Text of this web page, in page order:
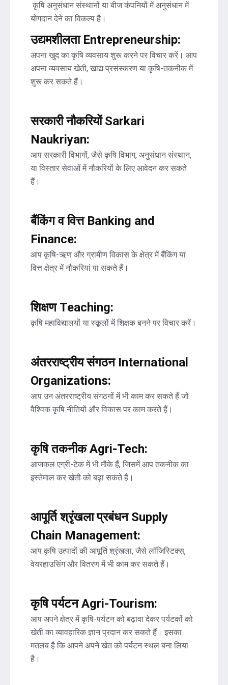
कृषि अनुसंधान संस्थानों या बीज कंपनियों में अनुसंधान में
योगदान देने का विकल्प है।
उद्यमशीलता Entrepreneurship:
अपना खुद का कृषि व्यवसाय शुरू करने पर विचार करें। आप
अपना व्यवसाय खेती, खाद्य प्रसंस्करण या कृषि-तकनीक में
शुरू कर सकते हैं।
सरकारी नौकरियों Sarkari
Naukriyan:
आप सरकारी विभागों, जैसे कृषि विभाग, अनुसंधान संस्थान,
या विस्तार सेवाओं में नौकरियों के लिए आवेदन कर सकते
हैं।
बैंकिंग व वित्त Banking and
Finance:
आप कृषि-ऋण और ग्रामीण विकास के क्षेत्र में बैंकिंग या
वित्त क्षेत्र में नौकरियां पा सकते हैं।
शिक्षण Teaching:
कृषि महाविद्यालयों या स्कूलों में शिक्षक बनने पर विचार करें।
अंतरराष्ट्रीय संगठन International
Organizations:
आप उन अंतरराष्ट्रीय संगठनों में भी काम कर सकते हैं जो
वैश्विक कृषि नीतियों और विकास पर काम करते हैं।
कृषि तकनीक Agri-Tech:
आजकल एग्री-टेक में भी मौके हैं, जिसमें आप तकनीक का
इस्तेमाल कर खेती को बढ़ा सकते हैं।
आपूर्ति श्रृंखला प्रबंधन Supply
Chain Management:
आप कृषि उत्पादों की आपूर्ति श्रृंखला, जैसे लॉजिस्टिक्स,
वेयरहाउसिंग और वितरण में भी काम कर सकते हैं।
कृषि पर्यटन Agri-Tourism:
आप अपने क्षेत्र में कृषि-पर्यटन को बढ़ावा देकर पर्यटकों को
खेती का व्यावहारिक ज्ञान प्रदान कर सकते हैं। इसका
मतलब है कि आपने अपने खेत को पर्यटन स्थल बना लिया
है।